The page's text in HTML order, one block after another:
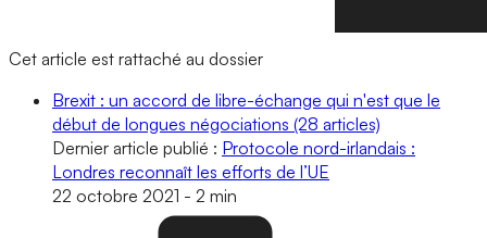
Cet article est rattaché au dossier
Brexit : un accord de libre-échange qui n'est que le
début de longues négociations (28 articles)
Dernier article publié : Protocole nord-irlandais :
Londres reconnaît les efforts de l’UE
22 octobre 2021 - 2 min